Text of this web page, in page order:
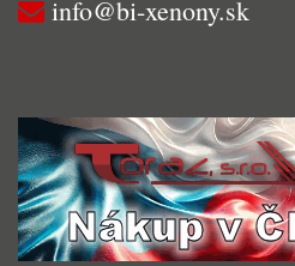
info@bi-xenony.sk